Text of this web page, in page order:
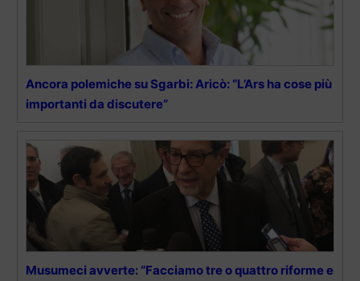
Ancora polemiche su Sgarbi: Aricò: “L’Ars ha cose più
importanti da discutere”
Musumeci avverte: “Facciamo tre o quattro riforme e